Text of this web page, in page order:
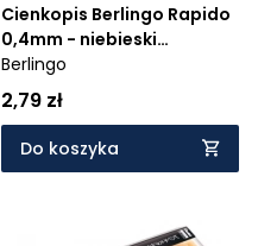
Cienkopis Berlingo Rapido
0,4mm - niebieski
(0000442)
Berlingo
2,79 zł
Do koszyka